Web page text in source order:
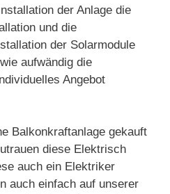
der Anlage die
und die
der Solarmodule
aufwändig die
Angebot
Balkonkraftanlage gekauft
diese Elektrisch
auch ein Elektriker
auch einfach auf unserer